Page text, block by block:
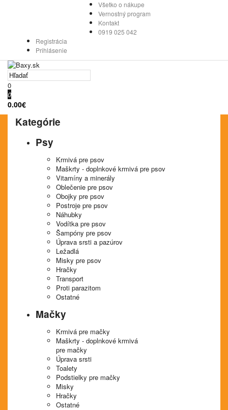
Všetko o nákupe
Vernostný program
Kontakt
0919 025 042
Registrácia
Prihlásenie
0
0
0.00€
Kategórie
Psy
Krmivá pre psov
Maškrty - doplnkové krmivá pre psov
Vitamíny a minerály
Oblečenie pre psov
Obojky pre psov
Postroje pre psov
Náhubky
Vodítka pre psov
Šampóny pre psov
Úprava srsti a pazúrov
Ležadlá
Misky pre psov
Hračky
Transport
Proti parazitom
Ostatné
Mačky
Krmivá pre mačky
Maškrty - doplnkové krmivá
pre mačky
Úprava srsti
Toalety
Podstielky pre mačky
Misky
Hračky
Ostatné